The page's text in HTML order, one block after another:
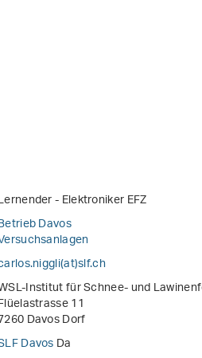
- Elektroniker EFZ
Davos
.ch
Institut für Schnee- und
11
Davos Dorf
DavosDa